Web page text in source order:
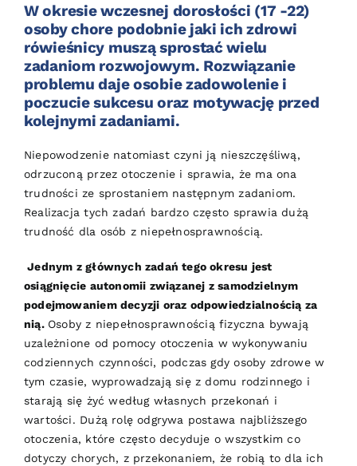
W okresie wczesnej dorosłości (17 -22)
osoby chore podobnie jaki ich zdrowi
rówieśnicy muszą sprostać wielu
zadaniom rozwojowym. Rozwiązanie
problemu daje osobie zadowolenie i
poczucie sukcesu oraz motywację przed
kolejnymi zadaniami.
Niepowodzenie natomiast czyni ją nieszczęśliwą,
odrzuconą przez otoczenie i sprawia, że ma ona
trudności ze sprostaniem następnym zadaniom.
Realizacja tych zadań bardzo często sprawia dużą
trudność dla osób z niepełnosprawnością.
Jednym z głównych zadań tego okresu jest
osiągnięcie autonomii związanej z samodzielnym
podejmowaniem decyzji oraz odpowiedzialnością za
nią. Osoby z niepełnosprawnością fizyczna bywają
uzależnione od pomocy otoczenia w wykonywaniu
codziennych czynności, podczas gdy osoby zdrowe w
tym czasie, wyprowadzają się z domu rodzinnego i
starają się żyć według własnych przekonań i
wartości. Dużą rolę odgrywa postawa najbliższego
otoczenia, które często decyduje o wszystkim co
dotyczy chorych, z przekonaniem, że robią to dla ich